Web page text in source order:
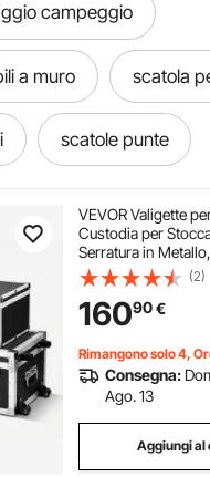
campeggio
a muro scatola
scatole punte
pliometrica
VEVOR Valigette
Custodia per
Serratura in
Stoccaggio con
Set di Valigia 2
Dormitorio
(2)
16090€
Rimangono solo 4,
Consegna:
Ago. 13
Aggiungi